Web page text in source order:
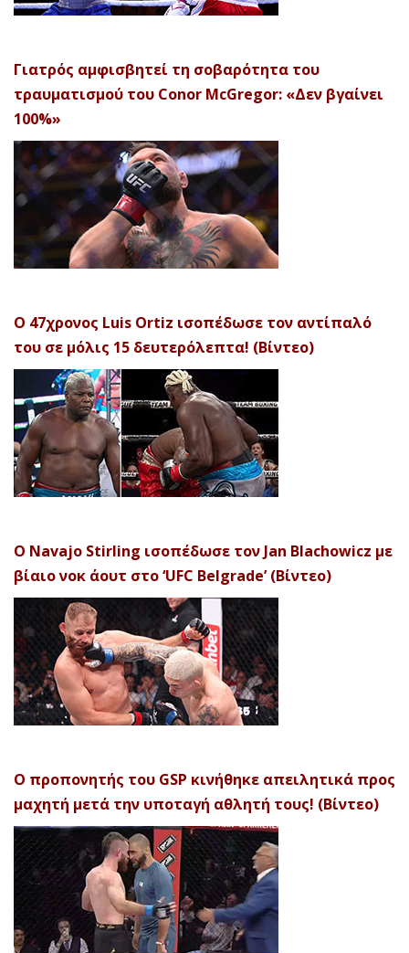
Γιατρός αμφισβητεί τη σοβαρότητα του
τραυματισμού του Conor McGregor: «Δεν βγαίνει
100%»
Ο 47χρονος Luis Ortiz ισοπέδωσε τον αντίπαλό
του σε μόλις 15 δευτερόλεπτα! (Βίντεο)
Ο Navajo Stirling ισοπέδωσε τον Jan Blachowicz με
βίαιο νοκ άουτ στο ‘UFC Belgrade’ (Βίντεο)
Ο προπονητής του GSP κινήθηκε απειλητικά προς
μαχητή μετά την υποταγή αθλητή τους! (Βίντεο)